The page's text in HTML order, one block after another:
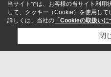
当サイトでは、お客様の当サイト利用
して、クッキー（Cookie）を使用して
詳しくは、当社の 「Cookieの取扱いに
閉